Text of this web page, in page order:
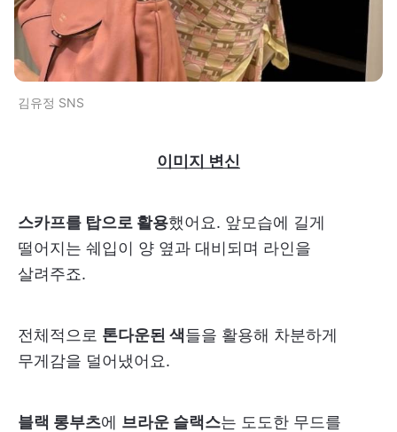
김유정 SNS
이미지 변신
스카프를 탑으로 활용했어요. 앞모습에 길게
떨어지는 쉐입이 양 옆과 대비되며 라인을
살려주죠.
전체적으로 톤다운된 색들을 활용해 차분하게
무게감을 덜어냈어요.
블랙 롱부츠에 브라운 슬랙스는 도도한 무드를